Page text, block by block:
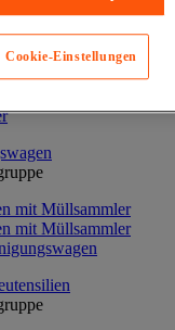
mit Müllsammler
mit Müllsammler
Cookie-Einstellungen